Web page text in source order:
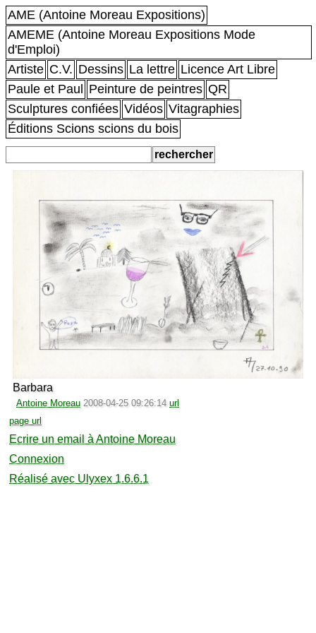
AME (Antoine Moreau Expositions)
AMEME (Antoine Moreau Expositions Mode
d'Emploi)
Artiste C.V. Dessins La lettre Licence Art Libre
Paule et Paul
Peinture de peintres QR
Sculptures confiées Vidéos Vitagraphies
Éditions Scions scions du bois
Barbara
Antoine Moreau 2008-04-25 09:26:14 url
page url
Ecrire un email à Antoine Moreau
Connexion
Réalisé avec Ulyxex 1.6.6.1